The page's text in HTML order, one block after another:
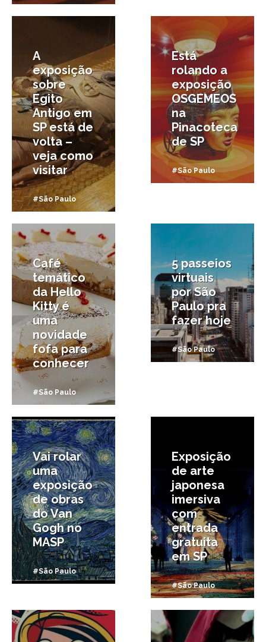
21/10/2020
A
exposição
sobre
Egito
Antigo em
SP está de
volta –
veja como
visitar
#São Paulo
Está
rolando a
exposição
OSGEMEOS
na
Pinacoteca
de SP
#São Paulo
17/09/2020
Café
temático
da Hello
Kitty é
uma
novidade
fofa para
conhecer
#São Paulo
5 passeios
virtuais
por São
Paulo pra
fazer hoje
#São Paulo
6/05/2020
Vai rolar
uma
exposição
de obras
do Van
Gogh no
MASP
#São Paulo
Exposição
de arte
japonesa
imersiva
com
entrada
gratuita
em SP
#São Paulo
17/02/2020